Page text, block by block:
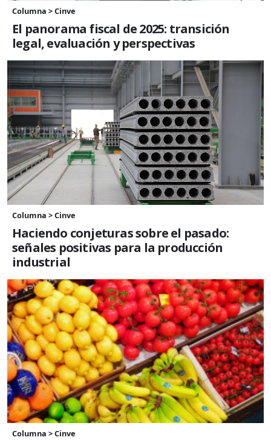
Columna > Cinve
El panorama fiscal de 2025: transición
legal, evaluación y perspectivas
Columna > Cinve
Haciendo conjeturas sobre el pasado:
señales positivas para la producción
industrial
Columna > Cinve